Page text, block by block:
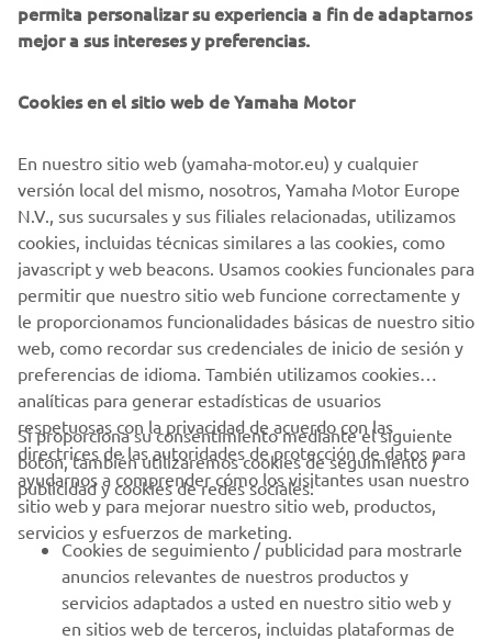
elaboración del perfil del cliente (por ejemplo, a
través del análisis de datos) y para brindarte atención
marketing y quiere retirarlos, puede hacerlo a través de su
perfil MyYamaha
Al continuar, confirmas que has leído la política de
privacidad.
SOLICITA UNA PRUEBA DE PRODUCTO
CORPORATIVO
PROFESIONALES
MÁS YAMAHA
permita personalizar su experiencia a fin de adaptarnos
mejor a sus intereses y preferencias.
Cookies en el sitio web de Yamaha Motor
En nuestro sitio web (yamaha-motor.eu) y cualquier
versión local del mismo, nosotros, Yamaha Motor Europe
N.V., sus sucursales y sus filiales relacionadas, utilizamos
cookies, incluidas técnicas similares a las cookies, como
javascript y web beacons. Usamos cookies funcionales para
permitir que nuestro sitio web funcione correctamente y
le proporcionamos funcionalidades básicas de nuestro sitio
web, como recordar sus credenciales de inicio de sesión y
preferencias de idioma. También utilizamos cookies
analíticas para generar estadísticas de usuarios
respetuosas con la privacidad de acuerdo con las
directrices de las autoridades de protección de datos para
ayudarnos a comprender cómo los visitantes usan nuestro
sitio web y para mejorar nuestro sitio web, productos,
servicios y esfuerzos de marketing.
Si proporciona su consentimiento mediante el siguiente
botón, también utilizaremos cookies de seguimiento /
publicidad y cookies de redes sociales:
Cookies de seguimiento / publicidad para mostrarle
anuncios relevantes de nuestros productos y
servicios adaptados a usted en nuestro sitio web y
en sitios web de terceros, incluidas plataformas de